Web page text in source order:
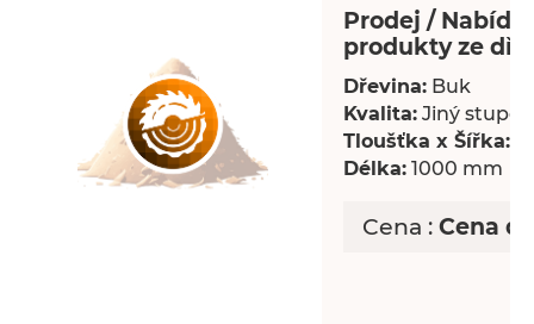
Prodej /
produkty ze
Dřevina: Buk
Kvalita: Jiný
Tloušťka x Šířka:
Délka: 1000 mm
Cena : Cena